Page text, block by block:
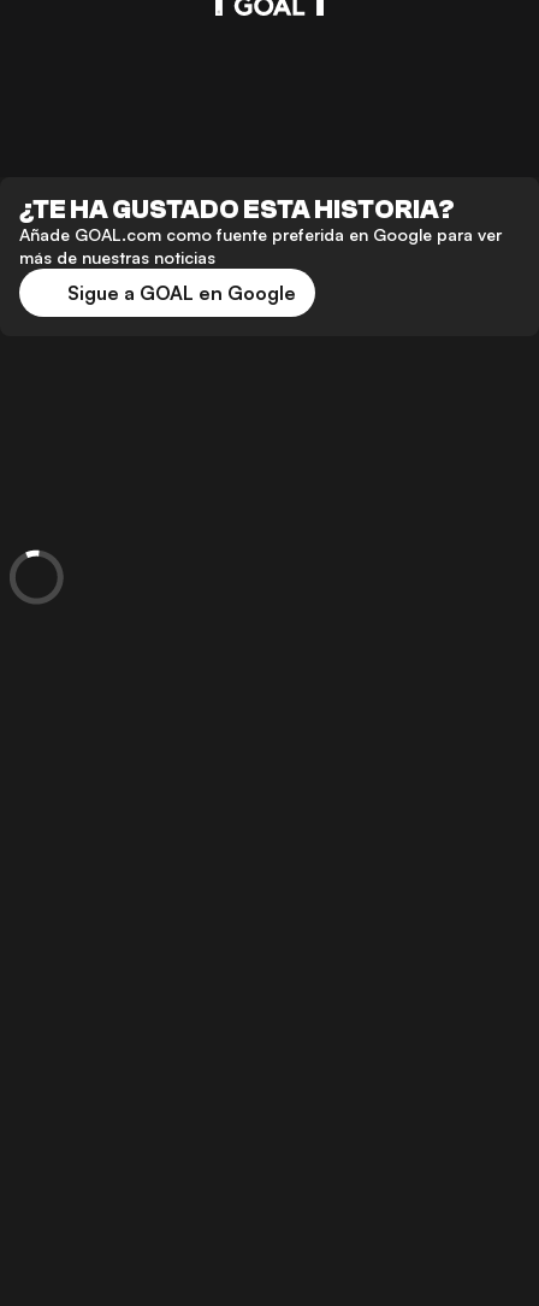
¿TE HA GUSTADO ESTA HISTORIA?
Añade GOAL.com como fuente preferida en Google para ver
más de nuestras noticias
Sigue a GOAL en Google